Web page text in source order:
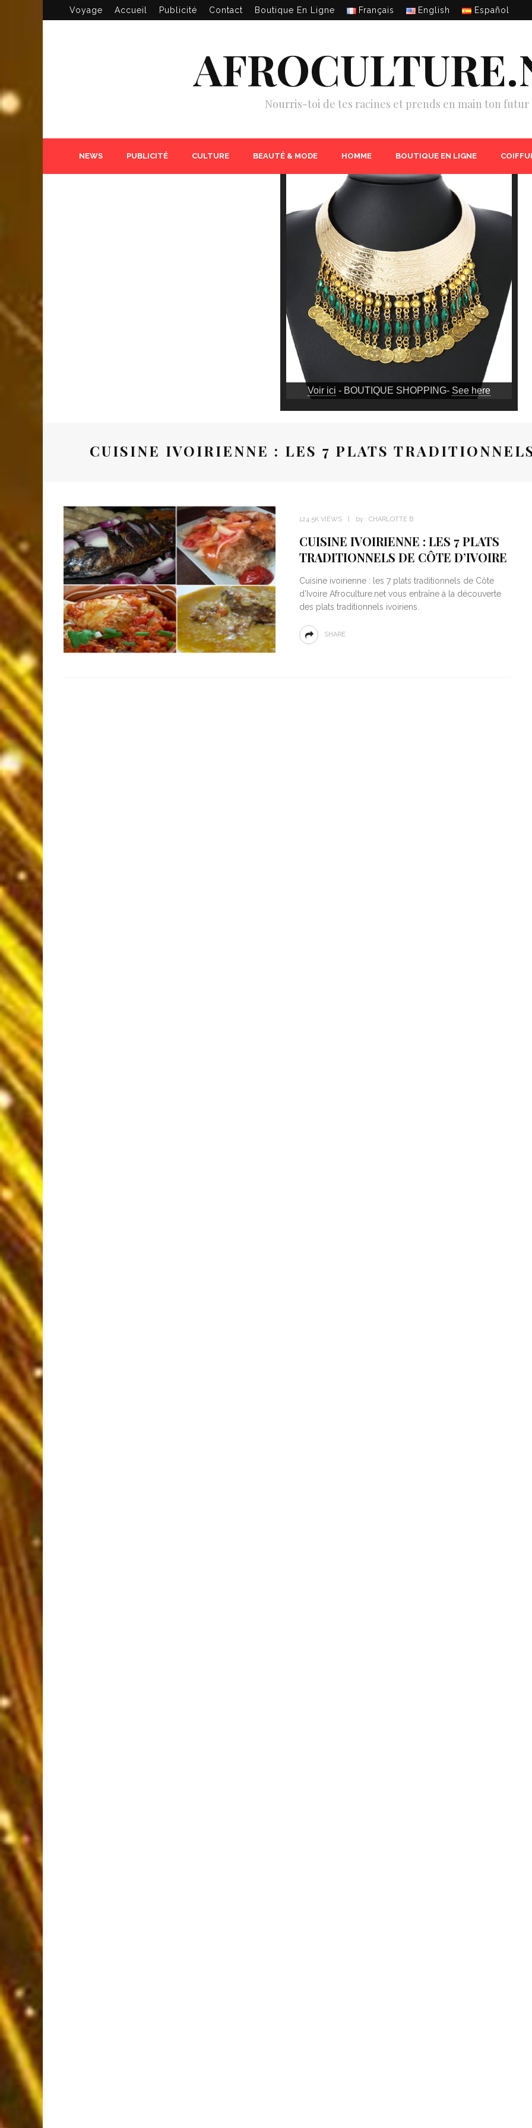
Voyage Accueil Publicité Contact Boutique En Ligne Français English Español
Nourris-toi de tes racines et prends en main ton futur
NEWS PUBLICITÉ CULTURE BEAUTÉ & MODE HOMME BOUTIQUE EN LIGNE
Voir ici - BOUTIQUE SHOPPING- See here
CUISINE IVOIRIENNE : LES 7 PLATS
124.5K VIEWS by : CHARLOTTE B
CUISINE IVOIRIENNE : LES 7 PLATS
TRADITIONNELS DE CÔTE D’IVOIRE
Cuisine ivoirienne : les 7 plats traditionnels de Côte
d’Ivoire Afroculture.net vous entraîne à la découverte
des plats traditionnels ivoiriens.
SHARE